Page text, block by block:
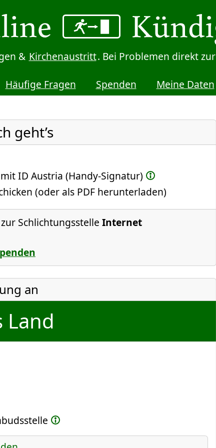
& Kirchenaustritt. Bei Problemen direkt zur
Häufige Fragen Spenden Meine Daten
geht’s
ID Austria (Handy-Signatur)
(oder als PDF herunterladen)
Schlichtungsstelle Internet
an
Land